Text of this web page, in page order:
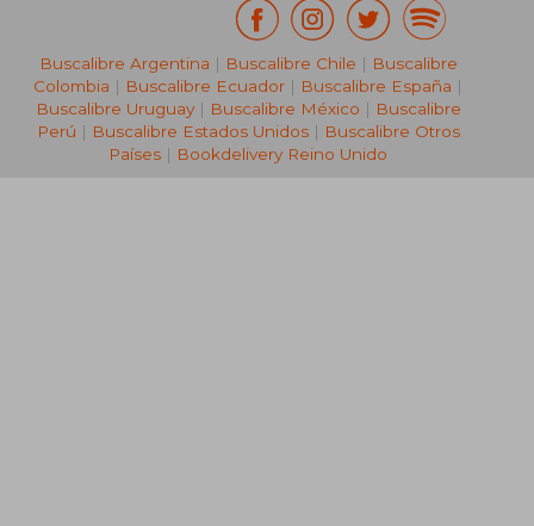
Buscalibre Argentina | Buscalibre Chile | Buscalibre
Colombia | Buscalibre Ecuador | Buscalibre España |
Buscalibre Uruguay| Buscalibre México | Buscalibre
Perú | Buscalibre Estados Unidos| Buscalibre Otros
Países | Bookdelivery Reino Unido